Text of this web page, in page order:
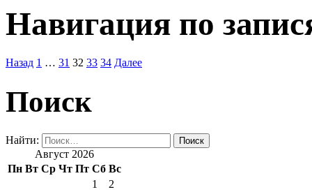
Навигация по
Назад 1 … 31 32 33 34 Далее
Поиск
Найти:
Август 2026
Пн Вт Ср Чт Пт Сб Вс
1
2